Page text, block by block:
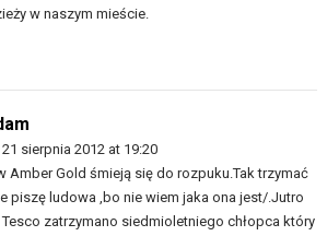
w naszym mieście.
21 sierpnia 2012 at 19:20
Amber Gold śmieją się do rozpuku.Tak trzymać
piszę ludowa ,bo nie wiem jaka ona jest/.Jutro
zatrzymano siedmioletniego chłopca który